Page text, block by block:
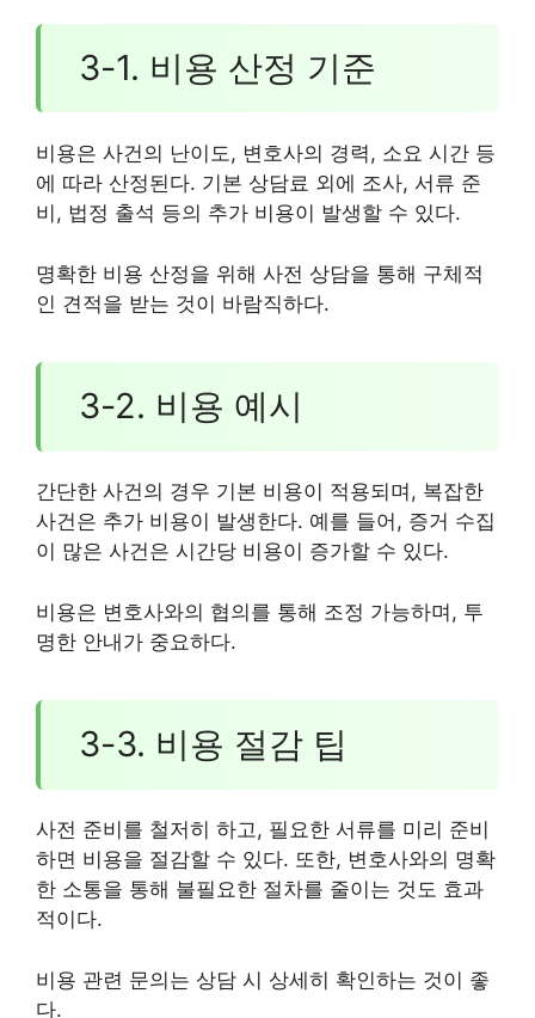
3-1. 비용 산정 기준
비용은 사건의 난이도, 변호사의 경력, 소요 시간 등
에 따라 산정된다. 기본 상담료 외에 조사, 서류 준
비, 법정 출석 등의 추가 비용이 발생할 수 있다.
명확한 비용 산정을 위해 사전 상담을 통해 구체적
인 견적을 받는 것이 바람직하다.
3-2. 비용 예시
간단한 사건의 경우 기본 비용이 적용되며, 복잡한
사건은 추가 비용이 발생한다. 예를 들어, 증거 수집
이 많은 사건은 시간당 비용이 증가할 수 있다.
비용은 변호사와의 협의를 통해 조정 가능하며, 투
명한 안내가 중요하다.
3-3. 비용 절감 팁
사전 준비를 철저히 하고, 필요한 서류를 미리 준비
하면 비용을 절감할 수 있다. 또한, 변호사와의 명확
한 소통을 통해 불필요한 절차를 줄이는 것도 효과
적이다.
비용 관련 문의는 상담 시 상세히 확인하는 것이 좋
다.